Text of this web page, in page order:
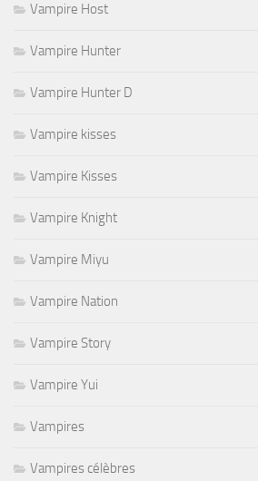
Vampire Host
Vampire Hunter
Vampire Hunter D
Vampire kisses
Vampire Kisses
Vampire Knight
Vampire Miyu
Vampire Nation
Vampire Story
Vampire Yui
Vampires
Vampires célèbres